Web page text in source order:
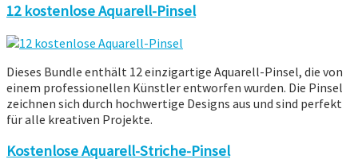
12 kostenlose Aquarell-Pinsel
Dieses Bundle enthält 12 einzigartige Aquarell-Pinsel, die von
einem professionellen Künstler entworfen wurden. Die Pinsel
zeichnen sich durch hochwertige Designs aus und sind perfekt
für alle kreativen Projekte.
Kostenlose Aquarell-Striche-Pinsel